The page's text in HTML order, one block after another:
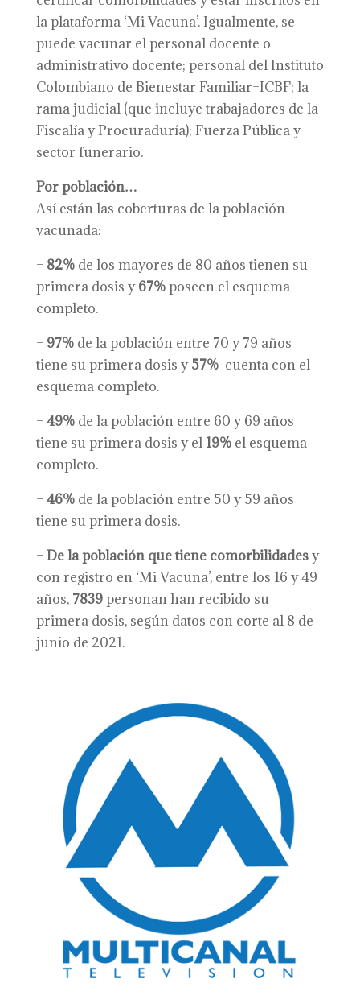
la plataforma ‘Mi Vacuna’. Igualmente, se
puede vacunar el personal docente o
administrativo docente; personal del Instituto
Colombiano de Bienestar Familiar–ICBF; la
rama judicial (que incluye trabajadores de la
Fiscalía y Procuraduría); Fuerza Pública y
sector funerario.
Por población…
Así están las coberturas de la población
vacunada:
– 82%de los mayores de 80 años tienen su
primera dosis y67%poseen el esquema
completo.
– 97%de la población entre 70 y 79 años
tiene su primera dosis y57%cuenta con el
esquema completo.
– 49%de la población entre 60 y 69 años
tiene su primera dosis y el 19%el esquema
completo.
– 46%de la población entre 50 y 59 años
tiene su primera dosis.
– De la población que tiene comorbilidadesy
con registro en ‘Mi Vacuna’, entre los 16 y 49
años, 7839personan han recibido su
primera dosis, según datos con corte al 8 de
junio de 2021.